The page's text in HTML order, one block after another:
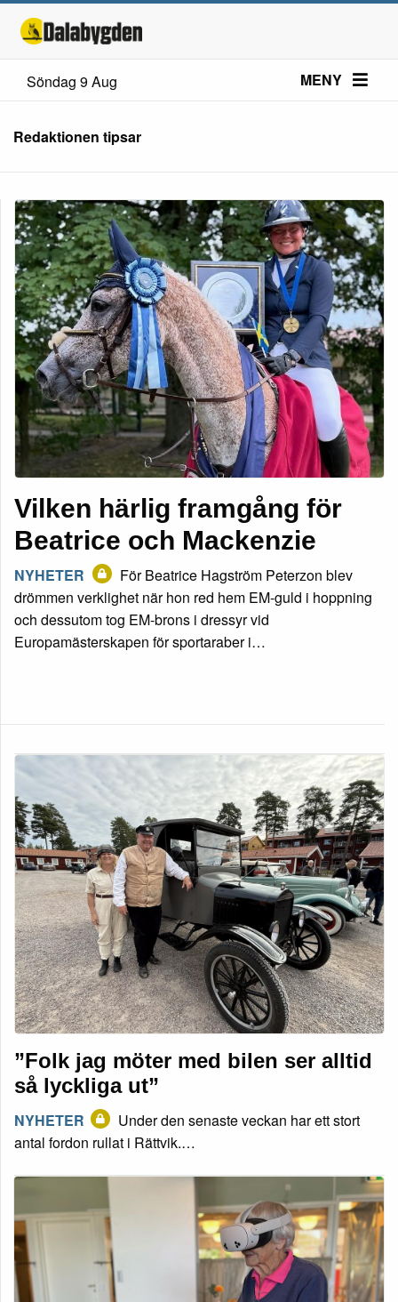
Söndag 9 Aug MENY
Redaktionen tipsar
Vilken härlig framgång för
Beatrice och Mackenzie
NYHETER
För Beatrice Hagström Peterzon blev
drömmen verklighet när hon red hem EM-guld i hoppning
och dessutom tog EM-brons i dressyr vid
Europamästerskapen för sportaraber i…
”Folk jag möter med bilen ser alltid
så lyckliga ut”
NYHETER
Under den senaste veckan har ett stort
antal fordon rullat i Rättvik.…